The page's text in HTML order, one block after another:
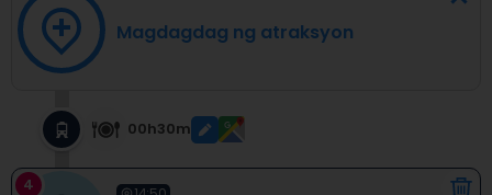
Magdagdag ng atraksyon
00h30m
4